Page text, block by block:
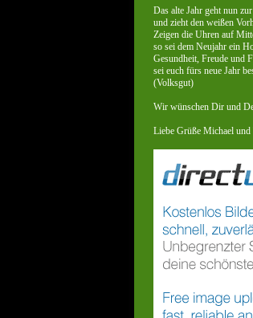
Das alte Jahr geht nun
und zieht den weißen
Zeigen die Uhren auf
so sei dem Neujahr ein
Gesundheit, Freude und
sei euch fürs neue Jahr
(Volksgut)
Wir wünschen Dir und
Liebe Grüße Michael und